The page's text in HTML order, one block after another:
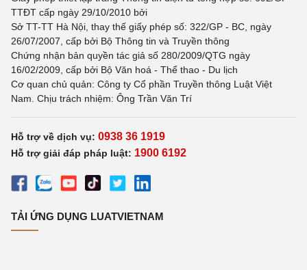
TTĐT cấp ngày 29/10/2010 bởi
Sở TT-TT Hà Nội, thay thế giấy phép số: 322/GP - BC, ngày
26/07/2007, cấp bởi Bộ Thông tin và Truyền thông
Chứng nhận bản quyền tác giả số 280/2009/QTG ngày
16/02/2009, cấp bởi Bộ Văn hoá - Thể thao - Du lịch
Cơ quan chủ quản: Công ty Cổ phần Truyền thông Luật Việt
Nam. Chịu trách nhiệm: Ông Trần Văn Trí
Hỗ trợ về dịch vụ: 0938 36 1919
Hỗ trợ giải đáp pháp luật: 1900 6192
TẢI ỨNG DỤNG LUATVIETNAM